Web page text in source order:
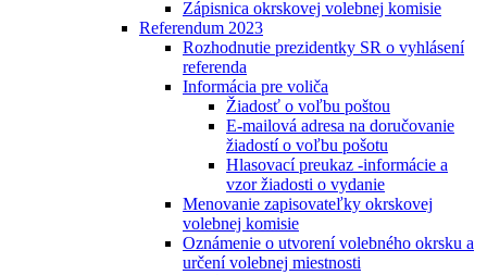
Zápisnica okrskovej volebnej komisie
Referendum 2023
Rozhodnutie prezidentky SR o vyhlásení
referenda
Informácia pre voliča
Žiadosť o voľbu poštou
E-mailová adresa na doručovanie
žiadostí o voľbu pošotu
Hlasovací preukaz -informácie a
vzor žiadosti o vydanie
Menovanie zapisovateľky okrskovej
volebnej komisie
Oznámenie o utvorení volebného okrsku a
určení volebnej miestnosti